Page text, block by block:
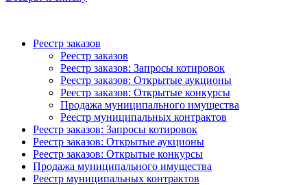
Реестр заказов
Реестр заказов
Реестр заказов: Запросы котировок
Реестр заказов: Открытые аукционы
Реестр заказов: Открытые конкурсы
Продажа муниципального имущества
Реестр муниципальных контрактов
Реестр заказов: Запросы котировок
Реестр заказов: Открытые аукционы
Реестр заказов: Открытые конкурсы
Продажа муниципального имущества
Реестр муниципальных контрактов